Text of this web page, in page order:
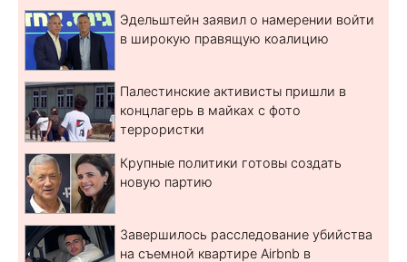
Эдельштейн заявил о намерении войти
в широкую правящую коалицию
Палестинские активисты пришли в
концлагерь в майках с фото
террористки
Крупные политики готовы создать
новую партию
Завершилось расследование убийства
на съемной квартире Airbnb в